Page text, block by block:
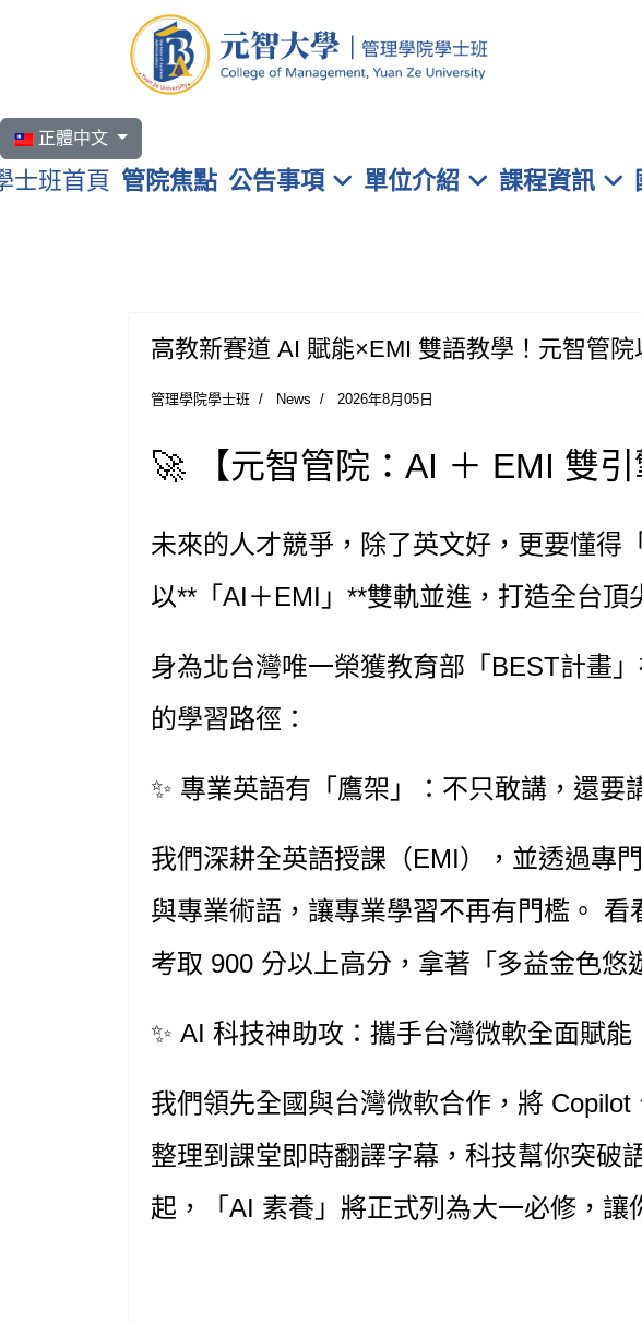
選擇你的語言
正體中文
士班首頁 管院焦點 公告事項 單位介紹 課程資訊
高教新賽道 AI 賦能×EMI 雙語教學！元智管
管理學院學士班 News 2026年8月05日
🚀 【元智管院：AI ＋ EMI 雙
未來的人才競爭，除了英文好，更要懂得
以**「AI＋EMI」**雙軌並進，打造全台頂
身為北台灣唯一榮獲教育部「BEST計畫
的學習路徑：
✨ 專業英語有「鷹架」：不只敢講，還要
我們深耕全英語授課（EMI），並透過專
與專業術語，讓專業學習不再有門檻。
考取 900 分以上高分，拿著「多益金色悠
✨ AI 科技神助攻：攜手台灣微軟全面賦能
我們領先全國與台灣微軟合作，將 Copilot
整理到課堂即時翻譯字幕，科技幫你突破
起，
「AI 素養」將正式列為大一必修 ，